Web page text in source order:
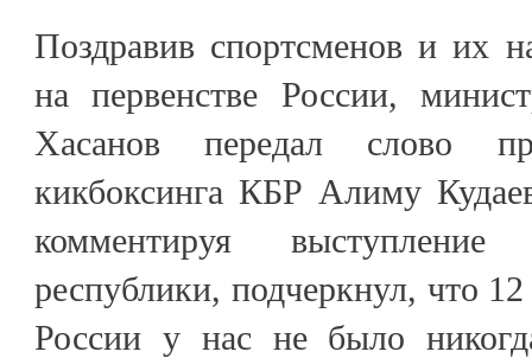
Поздравив спортсменов и их
на первенстве России,
Хасанов передал слово
кикбоксинга КБР Алиму
комментируя
республики, подчеркнул, что
России у нас не было